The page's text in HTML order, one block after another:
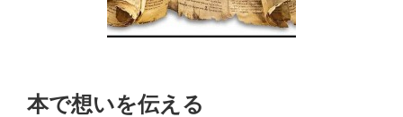
本で想いを伝える